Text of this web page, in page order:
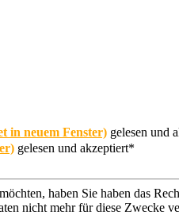
in neuem Fenster) gelesen und
gelesen und akzeptiert*
haben Sie haben das
nicht mehr für diese Zwecke